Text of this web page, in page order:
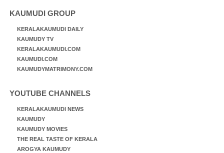
KAUMUDI GROUP
KERALAKAUMUDI DAILY
KAUMUDY TV
KERALAKAUMUDI.COM
KAUMUDI.COM
KAUMUDYMATRIMONY.COM
YOUTUBE CHANNELS
KERALAKAUMUDI NEWS
KAUMUDY
KAUMUDY MOVIES
THE REAL TASTE OF KERALA
AROGYA KAUMUDY